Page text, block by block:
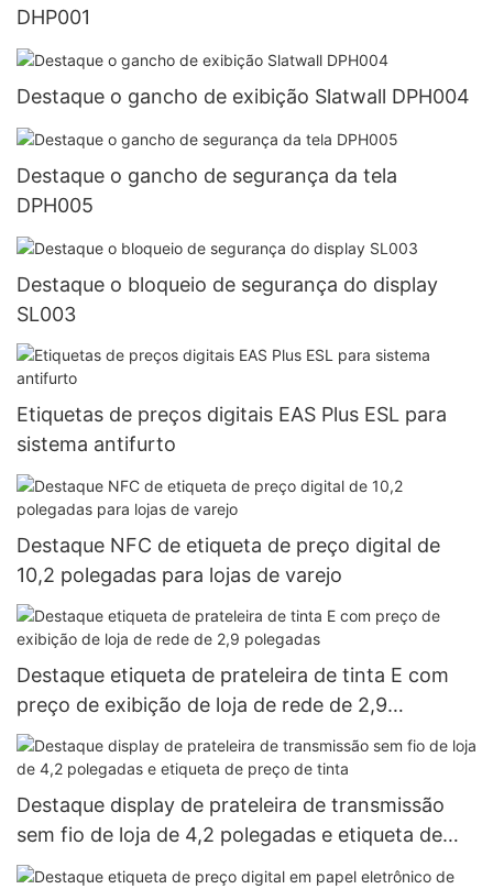
DHP001
Destaque o gancho de exibição Slatwall DPH004
Destaque o gancho de segurança da tela
DPH005
Destaque o bloqueio de segurança do display
SL003
Etiquetas de preços digitais EAS Plus ESL para
sistema antifurto
Destaque NFC de etiqueta de preço digital de
10,2 polegadas para lojas de varejo
Destaque etiqueta de prateleira de tinta E com
preço de exibição de loja de rede de 2,9
polegadas
Destaque display de prateleira de transmissão
sem fio de loja de 4,2 polegadas e etiqueta de
preço de tinta